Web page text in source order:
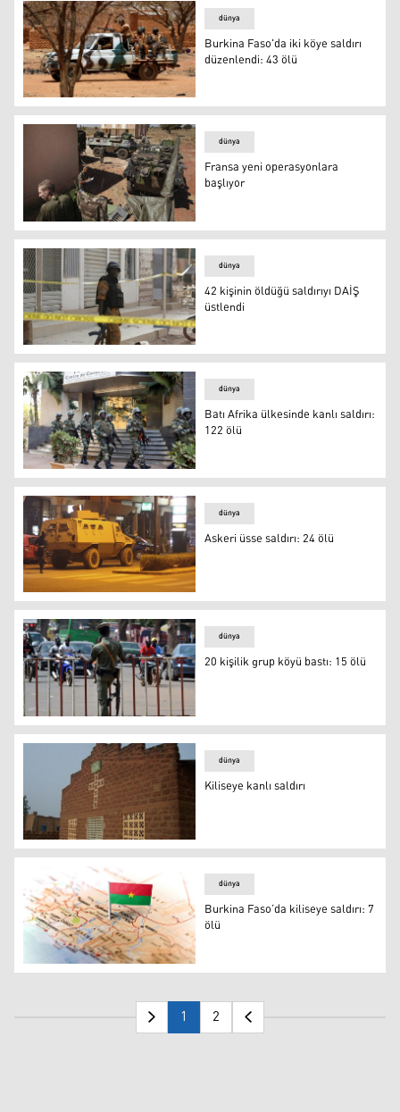
Burkina Faso'da iki köye saldırı düzenlendi: 43 ölü
dünya
Burkina Faso'da iki köye saldırı
düzenlendi: 43 ölü
Fransa yeni operasyonlara başlıyor
dünya
Fransa yeni operasyonlara
başlıyor
42 kişinin öldüğü saldırıyı DAİŞ üstlendi
dünya
42 kişinin öldüğü saldırıyı DAİŞ
üstlendi
Batı Afrika ülkesinde kanlı saldırı: 122 ölü
dünya
Batı Afrika ülkesinde kanlı saldırı:
122 ölü
Askeri üsse saldırı: 24 ölü
dünya
Askeri üsse saldırı: 24 ölü
20 kişilik grup köyü bastı: 15 ölü
dünya
20 kişilik grup köyü bastı: 15 ölü
Kiliseye kanlı saldırı
dünya
Kiliseye kanlı saldırı
Burkina Faso’da kiliseye saldırı: 7 ölü
dünya
Burkina Faso’da kiliseye saldırı: 7
ölü
1 2